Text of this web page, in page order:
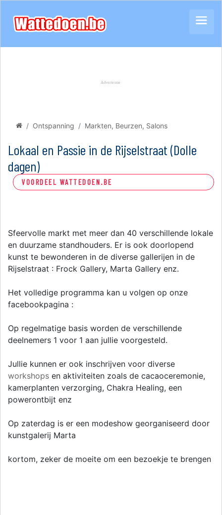
Ontspanning Markten, Beurzen, Salons
Lokaal en Passie in de Rijselstraat (Dolle
dagen)
VOORDEEL WATTEDOEN.BE
Sfeervolle markt met meer dan 40 verschillende lokale
en duurzame standhouders. Er is ook doorlopend
kunst te bewonderen in de diverse gallerijen in de
Rijselstraat : Frock Gallery, Marta Gallery enz.
Het volledige programma kan u volgen op onze
facebookpagina :
Op regelmatige basis worden de verschillende
deelnemers 1 voor 1 aan jullie voorgesteld.
Jullie kunnen er ook inschrijven voor diverse
workshops en aktiviteiten zoals de cacaoceremonie,
kamerplanten verzorging, Chakra Healing, een
powerontbijt enz
Op zaterdag is er een modeshow georganiseerd door
kunstgalerij Marta
kortom, zeker de moeite om een bezoekje te brengen